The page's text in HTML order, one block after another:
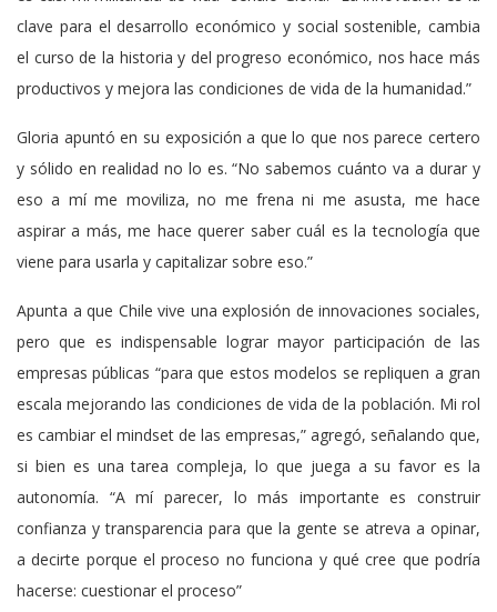
clave para el desarrollo económico y social sostenible, cambia
el curso de la historia y del progreso económico, nos hace más
productivos y mejora las condiciones de vida de la humanidad.”
Gloria apuntó en su exposición a que lo que nos parece certero
y sólido en realidad no lo es. “No sabemos cuánto va a durar y
eso a mí me moviliza, no me frena ni me asusta, me hace
aspirar a más, me hace querer saber cuál es la tecnología que
viene para usarla y capitalizar sobre eso.”
Apunta a que Chile vive una explosión de innovaciones sociales,
pero que es indispensable lograr mayor participación de las
empresas públicas “para que estos modelos se repliquen a gran
escala mejorando las condiciones de vida de la población. Mi rol
es cambiar el mindset de las empresas,” agregó, señalando que,
si bien es una tarea compleja, lo que juega a su favor es la
autonomía. “A mí parecer, lo más importante es construir
confianza y transparencia para que la gente se atreva a opinar,
a decirte porque el proceso no funciona y qué cree que podría
hacerse: cuestionar el proceso”